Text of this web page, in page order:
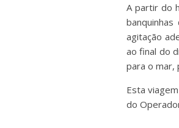
A partir do
agitação
ao final do
para o mar,
Esta
do